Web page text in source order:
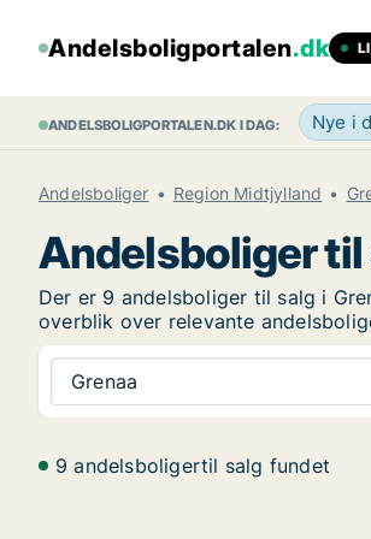
Andelsboligportalen.dk
ANDELSBOLIGPORTALEN.DK I DAG: Nye i
Andelsboliger Region Midtjylland
Andelsboliger til
Der er 9 andelsboliger til salg i
overblik over relevante
Grenaa
9 andelsboligertil salg fundet